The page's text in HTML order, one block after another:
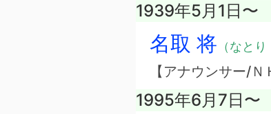
1939年5月1日〜
名取 将 （なとり
【アナウンサー/
1995年6月7日〜